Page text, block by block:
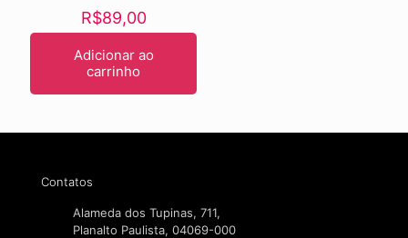
Avaliação
5.00
de 5
R$89,00
Adicionar ao
carrinho
Contatos
Alameda dos Tupinas, 711,
Planalto Paulista, 04069-000